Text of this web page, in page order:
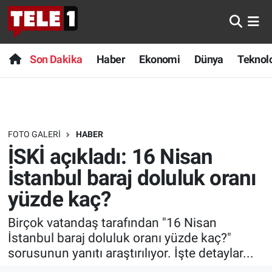
Son Dakika Haber Ekonomi Dünya
FOTO GALERI HABER
İSKİ açıkladı: 16 Nisan
İstanbul baraj doluluk oranı
yüzde kaç?
Birçok vatandaş tarafından "16 Nisan
İstanbul baraj doluluk oranı yüzde kaç?"
sorusunun yanıtı araştırılıyor. İşte detaylar...
Anında Manşet
Başka Sohbetler
Bilim turu
Bilim ve Teknoloji Evreni
Doğa Konuşuyor
Dünya
Ege Saati
Son Dakika
Haber
Dünya
Teknoloji
Sağlık
Spor
Yayın Akışı
Nöbetçi Eczaneler
Hava Durumu
Trafik Durumu
Süper Lig Puan Durumu ve Fikstür
Tüm Manşetler
Son Dakika Haberleri
Haber Arşivi